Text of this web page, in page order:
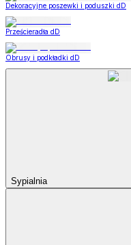
Dekoracyjne poszewki i poduszki dD
Prześcieradła dD
Obrusy i podkładki dD
Sypialnia